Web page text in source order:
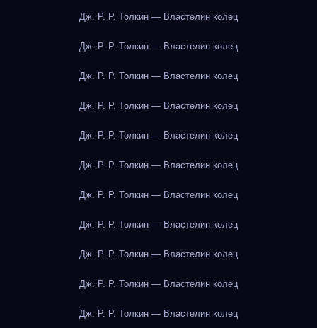
Дж. Р. Р. Толкин — Властелин колец
Дж. Р. Р. Толкин — Властелин колец
Дж. Р. Р. Толкин — Властелин колец
Дж. Р. Р. Толкин — Властелин колец
Дж. Р. Р. Толкин — Властелин колец
Дж. Р. Р. Толкин — Властелин колец
Дж. Р. Р. Толкин — Властелин колец
Дж. Р. Р. Толкин — Властелин колец
Дж. Р. Р. Толкин — Властелин колец
Дж. Р. Р. Толкин — Властелин колец
Дж. Р. Р. Толкин — Властелин колец